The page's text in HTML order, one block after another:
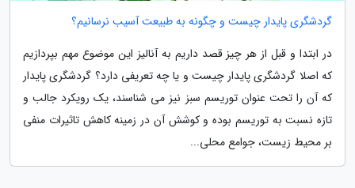
گردشگری پایدار چیست و چگونه به طبیعت آسیب نرسانیم؟
در ابتدا و قبل از هر چیز قصد داریم به آنالیز این موضوع مهم بپردازیم
که اصلا گردشگری پایدار چیست و یا چه تعریفی دارد؟ گردشگری پایدار
که آن را تحت عنوان توریسم سبز نیز می شناسند، یک رویکرد جالب و
تازه نسبت به توریسم بوده و کوشش آن در زمینه کاهش تاثیرات منفی
بر محیط زیست، جوامع محلی...